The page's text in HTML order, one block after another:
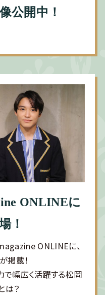
公開中！
ONLINEに
！
ONLINEに、
掲載！
幅広く活躍する松岡
は？